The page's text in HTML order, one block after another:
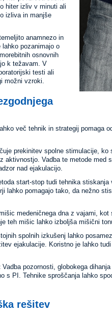
hiter izliv v minuti ali
izliva in manjše
anamnezo in
pozanimajo o
osnovnih
k težavam. V
testi ali
možni vzroki.
več tehnik in strategij pomaga
prekinitev spolne stimulacije,
aktivnostjo. Vadba te metode med
nad ejakulacijo.
start-stop tudi tehnika
lahko pomagajo tako, da nežno
medeničnega dna z vajami,
teh mišic lahko izboljša mišični
spolnih izkušenj lahko
ejakulacije. Koristno je lahko
Vadba pozornosti, globokega
s PI. Tehnike sproščanja lahko
rešitev